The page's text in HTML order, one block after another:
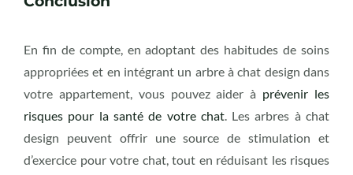
En fin de compte, en adoptant des habitudes de soins
appropriées et en intégrant un arbre à chat design dans
votre appartement, vous pouvez aider à prévenir les
risques pour la santé de votre chat. Les arbres à chat
design peuvent offrir une source de stimulation et
d’exercice pour votre chat, tout en réduisant les risques